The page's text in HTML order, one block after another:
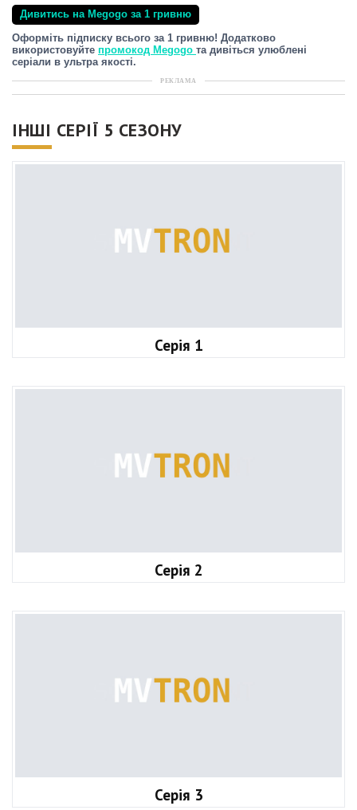
Дивитись на Megogo за 1 гривню
Оформіть підписку всього за 1 гривню! Додатково
використовуйте промокод Megogo та дивіться улюблені
серіали в ультра якості.
РЕКЛАМА
ІНШІ СЕРІЇ 5 СЕЗОНУ
Серія 1
Серія 2
Серія 3